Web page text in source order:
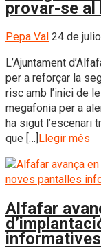
provar-se al
Pepa Val 24 de
L’Ajuntament
per a reforçar la
risc amb l’inici de
megafonia per a
ha sigut l’escenari
que […]Llegir més
Alfafar
informatives